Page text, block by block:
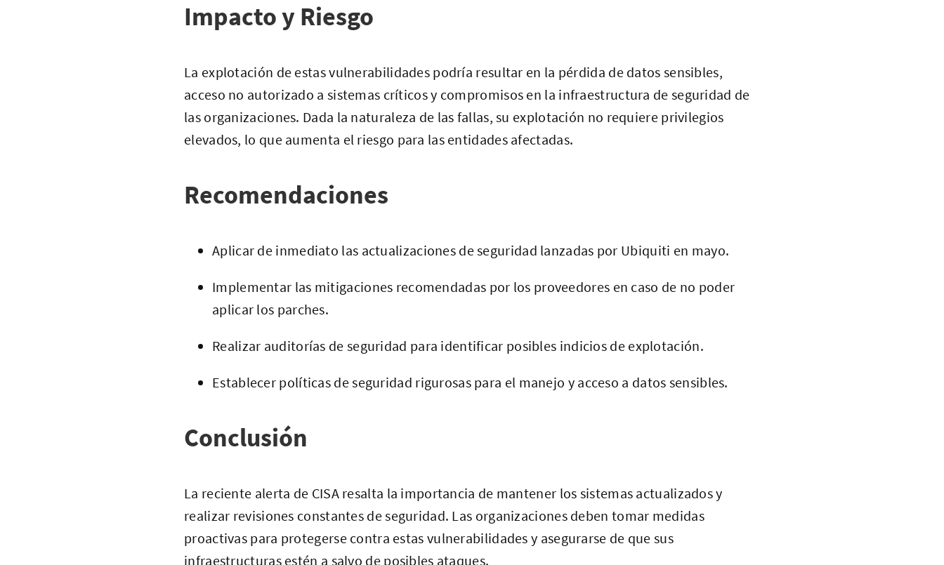
Impacto y Riesgo
La explotación de estas vulnerabilidades podría resultar en la pérdida de datos sensibles,
acceso no autorizado a sistemas críticos y compromisos en la infraestructura de seguridad de
las organizaciones. Dada la naturaleza de las fallas, su explotación no requiere privilegios
elevados, lo que aumenta el riesgo para las entidades afectadas.
Recomendaciones
Aplicar de inmediato las actualizaciones de seguridad lanzadas por Ubiquiti en mayo.
Implementar las mitigaciones recomendadas por los proveedores en caso de no poder
aplicar los parches.
Realizar auditorías de seguridad para identificar posibles indicios de explotación.
Establecer políticas de seguridad rigurosas para el manejo y acceso a datos sensibles.
Conclusión
La reciente alerta de CISA resalta la importancia de mantener los sistemas actualizados y
realizar revisiones constantes de seguridad. Las organizaciones deben tomar medidas
proactivas para protegerse contra estas vulnerabilidades y asegurarse de que sus
infraestructuras estén a salvo de posibles ataques.